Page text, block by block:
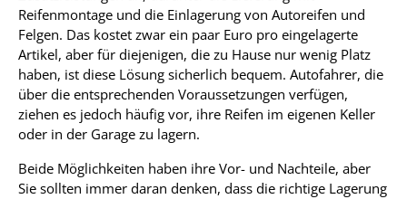
Reifenmontage und die Einlagerung von Autoreifen und
Felgen. Das kostet zwar ein paar Euro pro eingelagerte
Artikel, aber für diejenigen, die zu Hause nur wenig Platz
haben, ist diese Lösung sicherlich bequem. Autofahrer, die
über die entsprechenden Voraussetzungen verfügen,
ziehen es jedoch häufig vor, ihre Reifen im eigenen Keller
oder in der Garage zu lagern.
Beide Möglichkeiten haben ihre Vor- und Nachteile, aber
Sie sollten immer daran denken, dass die richtige Lagerung